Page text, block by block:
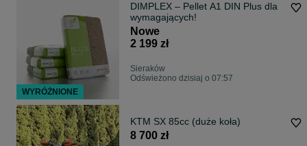
DIMPLEX – Pellet A1 DIN Plus dla
wymagających!
Nowe
2 199 zł
Sieraków
Odświeżono dzisiaj o 07:57
KTM SX 85cc (duże koła)
8 700 zł
WYRÓŻNIONE